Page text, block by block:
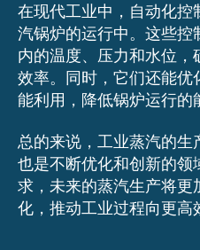
在现代工业中，自动化
汽锅炉的运行中。这些
内的温度、压力和水位
效率。同时，它们还能
能利用，降低锅炉运行的
总的来说，工业蒸汽的生
也是不断优化和创新的
求，未来的蒸汽生产将
化，推动工业过程向更高